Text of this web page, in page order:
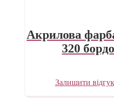
Акрилова
320
Залишити відгук